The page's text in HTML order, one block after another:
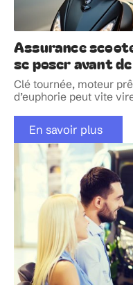
Assurance
se poser avant
Clé tournée, moteur
d’euphorie peut vite
En savoir plus